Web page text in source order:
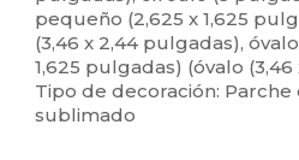
pequeño (2,625 x 1,625
(3,46 x 2,44 pulgadas),
1,625 pulgadas) (óvalo
Tipo de decoración:
sublimado